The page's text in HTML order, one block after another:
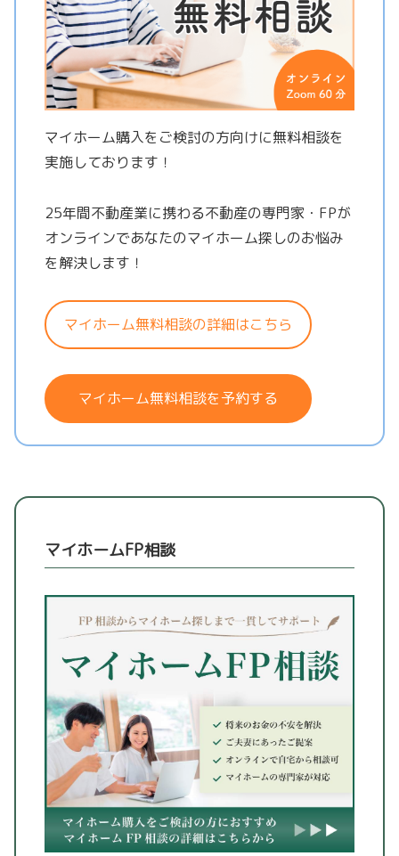
マイホーム購入をご検討の方向けに無料相談を
実施しております！
25年間不動産業に携わる不動産の専門家・FPが
オンラインであなたのマイホーム探しのお悩み
を解決します！
マイホーム無料相談の詳細はこちら
マイホーム無料相談を予約する
マイホームFP相談